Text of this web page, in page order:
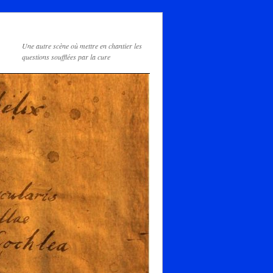
Une autre scène où mettre en chantier les
questions soufflées par la cure